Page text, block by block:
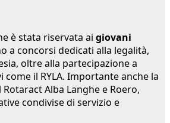
è stata riservata ai giovani
a concorsi dedicati alla legalità,
oltre alla partecipazione a
il RYLA. Importante anche la
Alba Langhe e Roero,
condivise di servizio e